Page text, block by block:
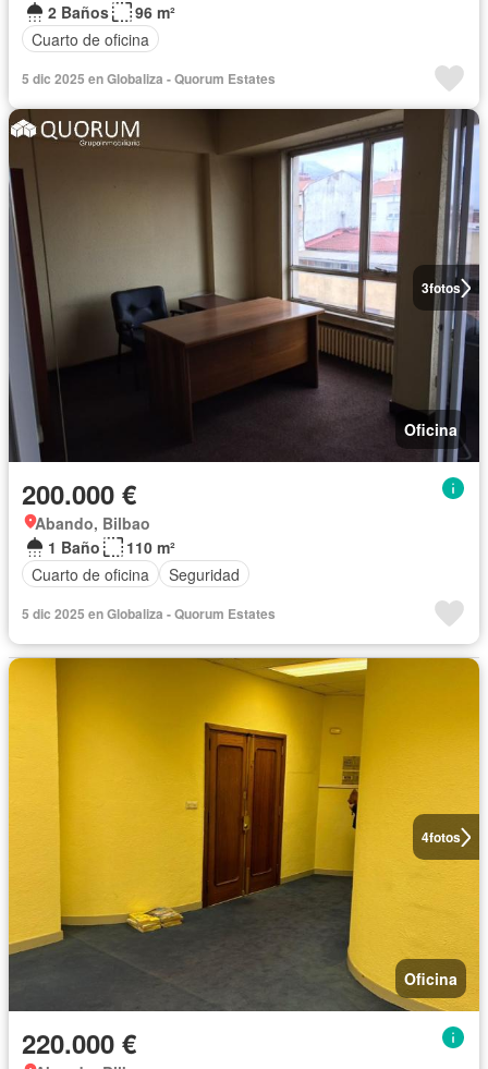
2 Baños
96 m²
Cuarto de oficina
5 dic 2025 en Globaliza - Quorum Estates
3fotos
Oficina
200.000 €
Abando, Bilbao
1 Baño
110 m²
Cuarto de oficina
Seguridad
5 dic 2025 en Globaliza - Quorum Estates
4fotos
Oficina
220.000 €